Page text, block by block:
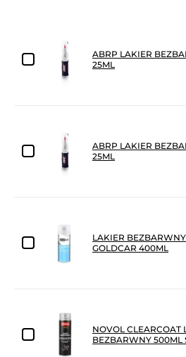
ABRP LAKIER
25ML
ABRP LAKIER
25ML
LAKIER
GOLDCAR 400ML
NOVOL CLEARCOAT
BEZBARWNY 500ML